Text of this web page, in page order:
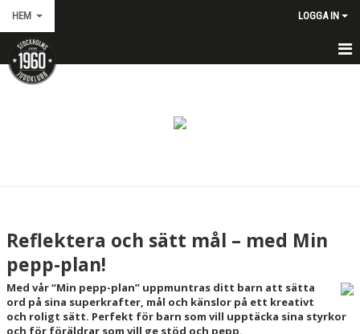
HEM LOGGA IN
HEM
TRÄNING OCH SCHEMA
TERMINSSCHEMA
VECKOSCHEMA (PDF)
Reflektera och sätt mål – med Min
pepp-plan!
Med vår “Min pepp-plan” uppmuntras ditt barn att sätta
ord på sina superkrafter, mål och känslor på ett kreativt
och roligt sätt. Perfekt för barn som vill upptäcka sina styrkor
och för föräldrar som vill ge stöd och pepp.